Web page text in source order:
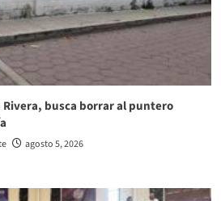
Rivera, busca borrar al puntero
agosto 5, 2026